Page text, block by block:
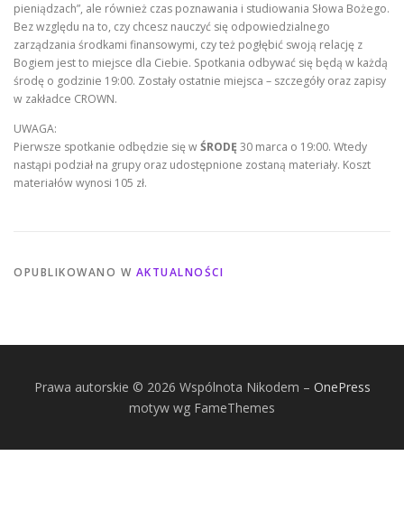
pieniądzach”, ale również czas poznawania i studiowania Słowa Bożego.
Bez względu na to, czy chcesz nauczyć się odpowiedzialnego
zarządzania środkami finansowymi, czy też pogłębić swoją relację z
Bogiem jest to miejsce dla Ciebie. Spotkania odbywać się będą w każdą
środę o godzinie 19:00. Zostały ostatnie miejsca – szczegóły oraz zapisy
w zakładce CROWN.
UWAGA:
Pierwsze spotkanie odbędzie się wŚRODĘ 30 marca o 19:00. Wtedy
nastąpi podział na grupy oraz udostępnione zostaną materiały. Koszt
materiałów wynosi 105 zł.
OPUBLIKOWANO W AKTUALNOŚCI
Prawa autorskie © 2026 Wspólnota Nikodem – OnePress
motyw wg FameThemes